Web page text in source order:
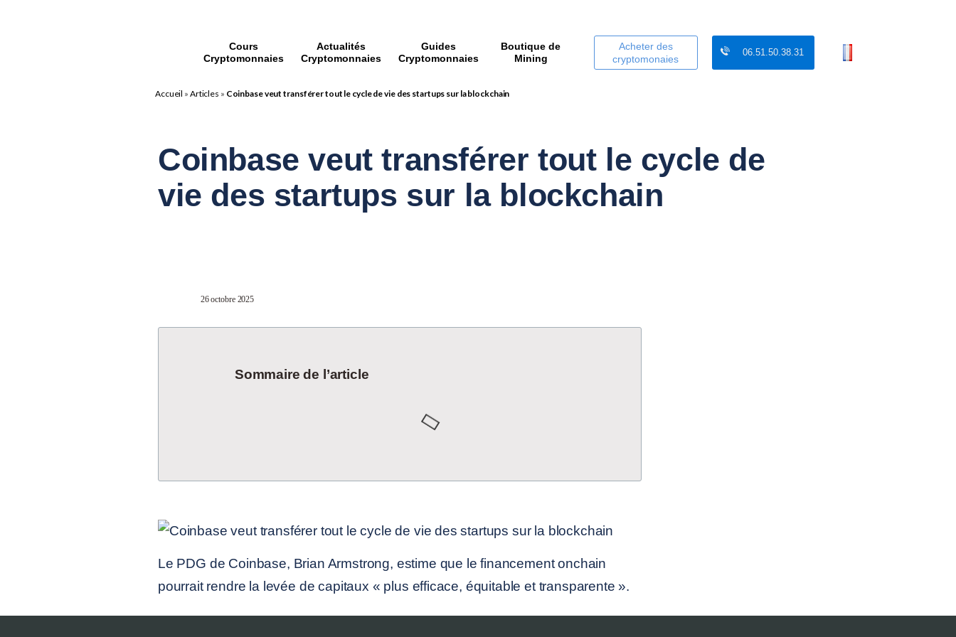
Cours
Cryptomonnaies
Actualités
Cryptomonnaies
Guides
Cryptomonnaies
Boutique de
Mining
Acheter des
cryptomonaies
06.51.50.38.31
Accueil » Articles » Coinbase veut transférer tout le cycle de vie des startups sur la blockchain
Coinbase veut transférer tout le cycle de
vie des startups sur la blockchain
26 octobre 2025
Sommaire de l’article
Le PDG de Coinbase, Brian Armstrong, estime que le financement onchain
pourrait rendre la levée de capitaux « plus efficace, équitable et transparente ».